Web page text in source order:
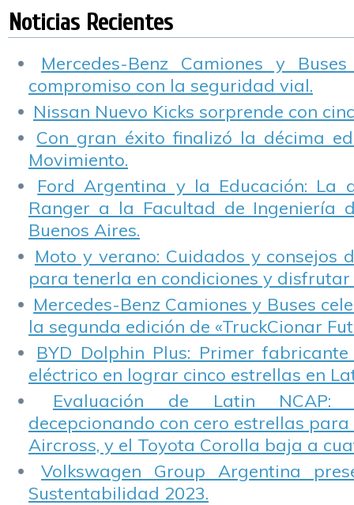
Noticias Recientes
Mercedes-Benz Camiones y
compromiso con la seguridad vial.
Nissan Nuevo Kicks sorprende con
Con gran éxito finalizó la décima
Movimiento.
Ford Argentina y la Educación: La
Ranger a la Facultad de Ingeniería
Buenos Aires.
Moto y verano: Cuidados y consejos
para tenerla en condiciones y disfrutar
Mercedes-Benz Camiones y Buses
la segunda edición de «TruckCionar
BYD Dolphin Plus: Primer
eléctrico en lograr cinco estrellas en
Evaluación de Latin NCAP:
decepcionando con cero estrellas para
Aircross, y el Toyota Corolla baja a
Volkswagen Group Argentina
Sustentabilidad 2023.